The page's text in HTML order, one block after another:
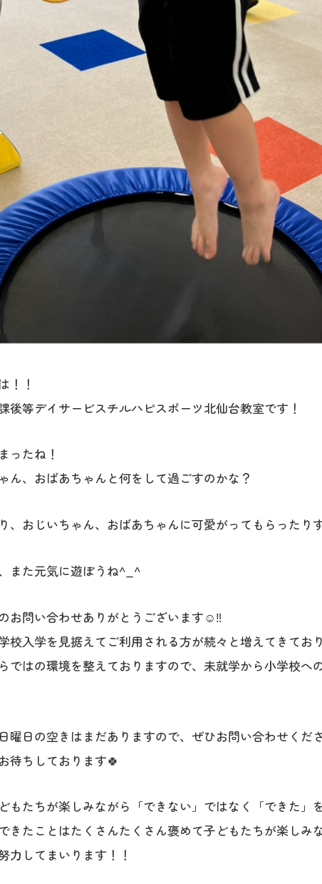
！！
後等デイサービスチルハピスポーツ北仙台教室です！
ったね！
ん、おばあちゃんと何をして過ごすのかな？
、おじいちゃん、おばあちゃんに可愛がってもらったり
また元気に遊ぼうね^_^
お問い合わせありがとうございます☺️‼️
校入学を見据えてご利用される方が続々と増えてきてお
ではの環境を整えておりますので、未就学から小学校へ
曜日の空きはまだありますので、ぜひお問い合わせくださ
待ちしております🍀
もたちが楽しみながら「できない」ではなく「できた」
きたことはたくさんたくさん褒めて子どもたちが楽しみ
力してまいります！！